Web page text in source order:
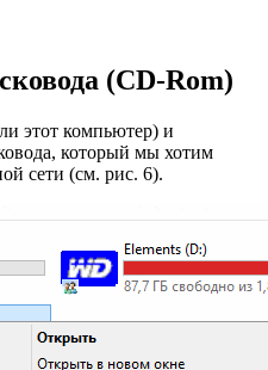
(CD-Rom)
этот компьютер) и
который мы хотим
сети (см. рис. 6).